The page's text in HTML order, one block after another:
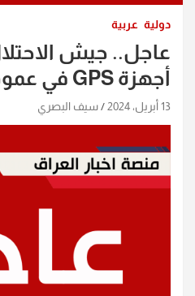
دولية عربية
عاجل.. جيش
أجهزة GPS في عموم مناطق الكيان
13 أبريل، 2024 سيف البصري